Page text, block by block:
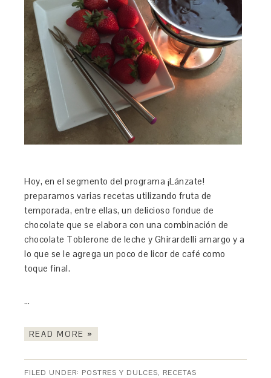
Hoy, en el segmento del programa ¡Lánzate!
preparamos varias recetas utilizando fruta de
temporada, entre ellas, un delicioso fondue de
chocolate que se elabora con una combinación de
chocolate Toblerone de leche y Ghirardelli amargo y a
lo que se le agrega un poco de licor de café como
toque final.
…
READ MORE »
FILED UNDER: POSTRES Y DULCES, RECETAS